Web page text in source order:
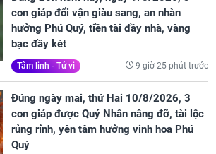
con giáp đổi vận giàu sang, an nhàn
hưởng Phú Quý, tiền tài đầy nhà, vàng
bạc đầy két
Tâm linh - Tử vi 9 giờ 25 phút trước
Đúng ngày mai, thứ Hai 10/8/2026, 3
con giáp được Quý Nhân nâng đỡ, tài lộc
rủng rỉnh, yên tâm hưởng vinh hoa Phú
Quý